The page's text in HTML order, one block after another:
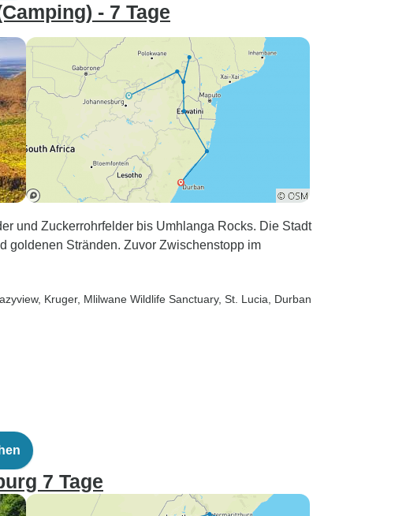
- 7 Tage
und Zuckerrohrfelder bis Umhlanga Rocks. Die Stadt
goldenen Stränden. Zuvor Zwischenstopp im
, Kruger, Mlilwane Wildlife Sanctuary, St. Lucia , Durban
7 Tage